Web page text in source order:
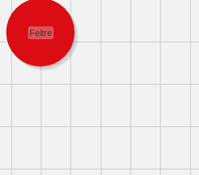
Feltre